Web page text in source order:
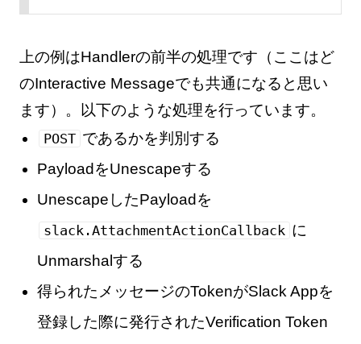
上の例はHandlerの前半の処理です（ここはど
のInteractive Messageでも共通になると思い
ます）。以下のような処理を行っています。
POST であるかを判別する
PayloadをUnescapeする
UnescapeしたPayloadを
slack.AttachmentActionCallback に
Unmarshalする
得られたメッセージのTokenがSlack Appを
登録した際に発行されたVerification Token